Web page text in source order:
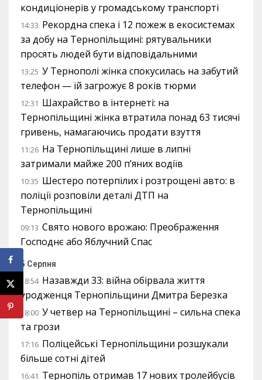
кондиціонерів у громадському транспорті
14:33 Рекордна спека і 12 пожеж в екосистемах
за добу на Тернопільщині: рятувальники
просять людей бути відповідальними
13:25 У Тернополі жінка спокусилась на забутий
телефон — їй загрожує 8 років тюрми
12:31 Шахрайство в інтернеті: на
Тернопільщині жінка втратила понад 63 тисячі
гривень, намагаючись продати взуття
11:26 На Тернопільщині лише в липні
затримали майже 200 п’яних водіїв
10:35 Шестеро потерпілих і розтрощені авто: в
поліції розповіли деталі ДТП на
Тернопільщині
09:13 Свято нового врожаю: Преображення
Господнє або Яблучний Спас
5 Серпня
18:54 Назавжди 33: війна обірвала життя
уродженця Тернопільщини Дмитра Березка
18:00 У четвер на Тернопільщині – сильна спека
та грози
17:16 Поліцейські Тернопільщини розшукали
більше сотні дітей
16:41 Тернопіль отримав 17 нових тролейбусів